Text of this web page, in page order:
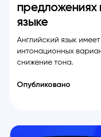
предложениях
языке
Английский язык
интонационных
снижение тона.
Опубликовано